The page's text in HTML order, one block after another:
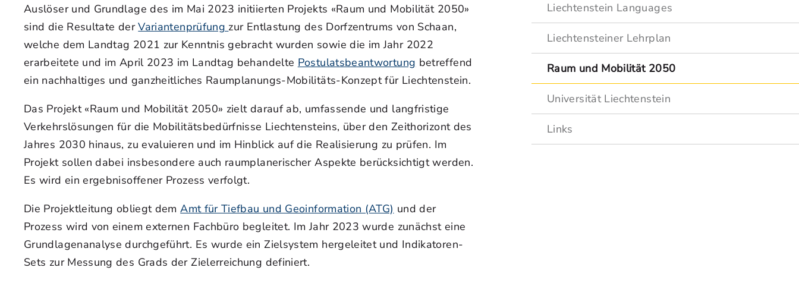
Liechtenstein Languages
Liechtensteiner Lehrplan
Raum und Mobilität 2050
Universität Liechtenstein
Links
Auslöser und Grundlage des im Mai 2023 initiierten Projekts «Raum und Mobilität 2050»
sind die Resultate derVariantenprüfung zur Entlastung des Dorfzentrums von Schaan,
welche dem Landtag 2021 zur Kenntnis gebracht wurden sowie die im Jahr 2022
erarbeitete und im April 2023 im Landtag behandelte Postulatsbeantwortung betreffend
ein nachhaltiges und ganzheitliches Raumplanungs-Mobilitäts-Konzept für Liechtenstein.
Das Projekt «Raum und Mobilität 2050» zielt darauf ab, umfassende und langfristige
Verkehrslösungen für die Mobilitätsbedürfnisse Liechtensteins, über den Zeithorizont des
Jahres 2030 hinaus, zu evaluieren und im Hinblick auf die Realisierung zu prüfen. Im
Projekt sollen dabei insbesondere auch raumplanerischer Aspekte berücksichtigt werden.
Es wird ein ergebnisoffener Prozess verfolgt.
Die Projektleitung obliegt demAmt für Tiefbau und Geoinformation (ATG) und der
Prozess wird von einem externen Fachbüro begleitet. Im Jahr 2023 wurde zunächst eine
Grundlagenanalyse durchgeführt. Es wurde ein Zielsystem hergeleitet und Indikatoren-
Sets zur Messung des Grads der Zielerreichung definiert.